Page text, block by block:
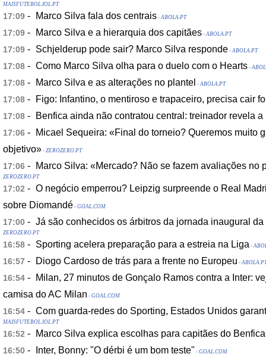
MAISFUTEBOL.IOL.PT
17:09 - Marco Silva fala dos centrais - ABOLA.PT
17:09 - Marco Silva e a hierarquia dos capitães - ABOLA.PT
17:09 - Schjelderup pode sair? Marco Silva responde - ABOLA.PT
17:08 - Como Marco Silva olha para o duelo com o Hearts -
17:08 - Marco Silva e as alterações no plantel - ABOLA.PT
17:08 - Figo: Infantino, o mentiroso e trapaceiro, precisa cair
17:08 - Benfica ainda não contratou central: treinador revela a
17:06 - Micael Sequeira: «Final do torneio? Queremos muito
objetivo» - ZEROZERO.PT
17:06 - Marco Silva: «Mercado? Não se fazem avaliações no
ZEROZERO.PT
17:02 - O negócio emperrou? Leipzig surpreende o Real
sobre Diomandé - GOAL.COM
17:00 - Já são conhecidos os árbitros da jornada inaugural
ZEROZERO.PT
16:58 - Sporting acelera preparação para a estreia na Liga -
16:57 - Diogo Cardoso de trás para a frente no Europeu -
16:54 - Milan, 27 minutos de Gonçalo Ramos contra a Inter:
camisa do AC Milan - GOAL.COM
16:54 - Com guarda-redes do Sporting, Estados Unidos
MAISFUTEBOL.IOL.PT
16:52 - Marco Silva explica escolhas para capitães do Benfica
16:50 - Inter, Bonny: "O dérbi é um bom teste" - GOAL.COM